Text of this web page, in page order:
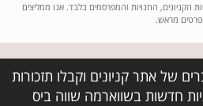
הקניונים, החנויות והמפרסמים בלבד. אנו ממליצים
מראש.
של אתר קניונים וקבלו תזכורות
חדשות בשווארמה שווה ביס